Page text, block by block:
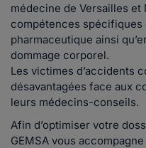
médecine de Versailles
compétences spécifiques
pharmaceutique ainsi
dommage corporel.
Les victimes d’accidents
désavantagées face aux
leurs médecins-conseils.
Afin d’optimiser votre
GEMSA vous